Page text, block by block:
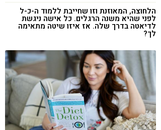
ניקוי רעלים
מזונות על
ילדים
תזונה וספורט
רגישות לגלוטן
טעים להכיר
קורונה
טבעונות
הלחוצה, המאוזנת וזו שחייבת ללמוד ה-כ-ל
לפני שהיא משנה הרגלים. כל אישה ניגשת
לדיאטה בדרך שלה. אז איזו שיטה מתאימה
לך?